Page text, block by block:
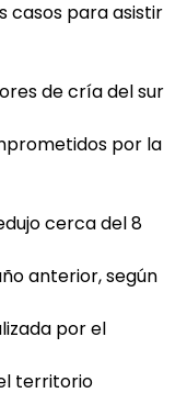
casos para asistir
de cría del sur
por la
cerca del 8
anterior, según
por el
territorio